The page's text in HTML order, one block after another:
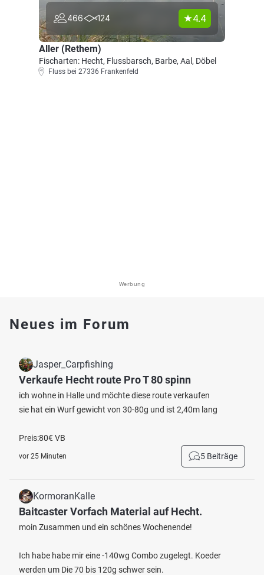
466 124 4.4
Aller (Rethem)
Fischarten: Hecht, Flussbarsch, Barbe, Aal, Döbel
Fluss bei 27336 Frankenfeld
Werbung
Neues im Forum
Jasper_Carpfishing
Verkaufe Hecht route Pro T 80 spinn
ich wohne in Halle und möchte diese route verkaufen
sie hat ein Wurf gewicht von 30-80g und ist 2,40m lang
Preis:80€ VB
vor 25 Minuten 5 Beiträge
KormoranKalle
Baitcaster Vorfach Material auf Hecht.
moin Zusammen und ein schönes Wochenende!
Ich habe habe mir eine -140wg Combo zugelegt. Koeder
werden um Die 70 bis 120g schwer sein.